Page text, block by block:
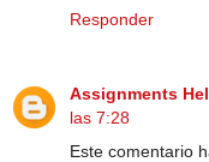
Responder
Assignments
las 7:28
Este comentario